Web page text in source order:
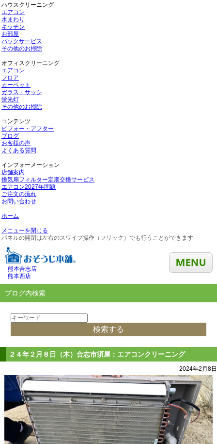
ハウスクリーニング
エアコン
水まわり
キッチン
お部屋
パックサービス
その他のお掃除
オフィスクリーニング
エアコン
フロア
カーペット
ガラス・サッシ
蛍光灯
その他のお掃除
コンテンツ
ビフォー・アフター
ブログ
お客様の声
よくある質問
インフォーメーション
店舗案内
換気扇フィルター定期交換サービス
エアコン2027年問題
ご注文の流れ
お問い合わせ
ホーム
メニューを閉じる
パネルの開閉は左右のスワイプ操作（フリック）でも行うことができます
熊本合志店
熊本西店
ブログ内検索
２４年２月８日（木）合志市須屋：エアコンクリーニング
2024年2月8日